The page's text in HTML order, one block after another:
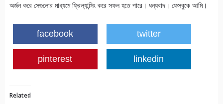
অর্জন করে সেগুলোর মাধ্যমে ফ্রিল্যান্সিং করে সফল হতে পারে। ধন্যবাদ। ফেসবুকে আমি।
facebook twitter
pinterest linkedin
Related